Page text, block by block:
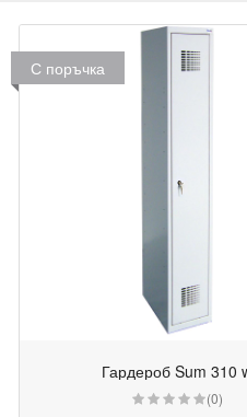
С поръчка
Гардероб Sum 310
(0)